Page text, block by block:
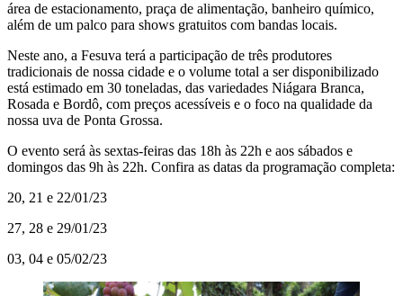
área de estacionamento, praça de alimentação, banheiro químico,
além de um palco para shows gratuitos com bandas locais.
Neste ano, a Fesuva terá a participação de três produtores
tradicionais de nossa cidade e o volume total a ser disponibilizado
está estimado em 30 toneladas, das variedades Niágara Branca,
Rosada e Bordô, com preços acessíveis e o foco na qualidade da
nossa uva de Ponta Grossa.
O evento será às sextas-feiras das 18h às 22h e aos sábados e
domingos das 9h às 22h. Confira as datas da programação completa:
20, 21 e 22/01/23
27, 28 e 29/01/23
03, 04 e 05/02/23